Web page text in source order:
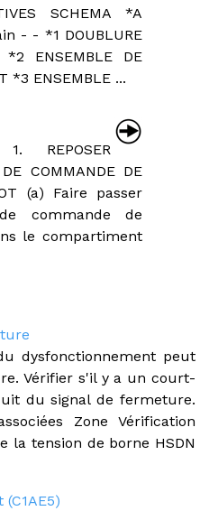
SCHEMA *A
- - *1 DOUBLURE
*2 ENSEMBLE DE
*3 ENSEMBLE ...
1. REPOSER
COMMANDE DE
(a) Faire passer
commande de
le compartiment
dysfonctionnement peut
Vérifier s'il y a un court-
du signal de fermeture.
Zone Vérification
la tension de borne HSDN